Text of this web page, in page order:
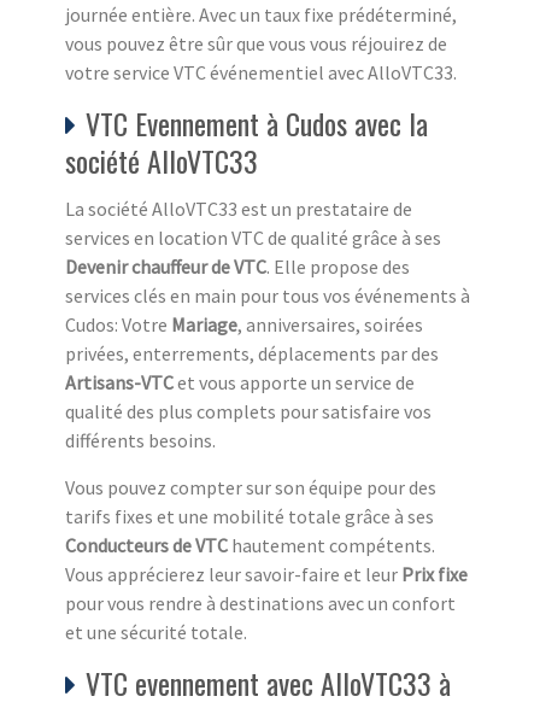
journée entière. Avec un taux fixe prédéterminé,
vous pouvez être sûr que vous vous réjouirez de
votre service VTC événementiel avec AlloVTC33.
VTC Evennement à Cudos avec la
société AlloVTC33
La société AlloVTC33 est un prestataire de
services en location VTC de qualité grâce à ses
Devenir chauffeur de VTC. Elle propose des
services clés en main pour tous vos événements à
Cudos: Votre Mariage, anniversaires, soirées
privées, enterrements, déplacements par des
Artisans-VTCet vous apporte un service de
qualité des plus complets pour satisfaire vos
différents besoins.
Vous pouvez compter sur son équipe pour des
tarifs fixes et une mobilité totale grâce à ses
Conducteurs de VTC hautement compétents.
Vous apprécierez leur savoir-faire et leur Prix fixe
pour vous rendre à destinations avec un confort
et une sécurité totale.
VTC evennement avec AlloVTC33 à